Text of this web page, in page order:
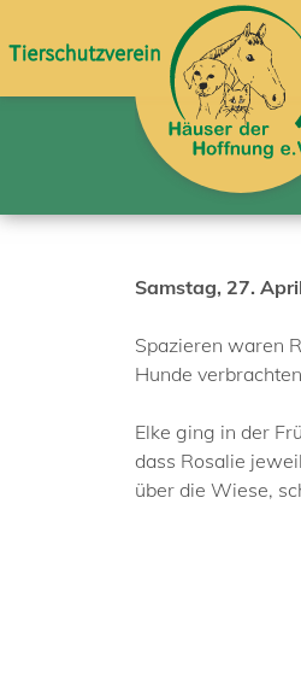
Samstag, 27.
Spazieren waren
Hunde
Elke ging in der
dass Rosalie
über die Wiese,